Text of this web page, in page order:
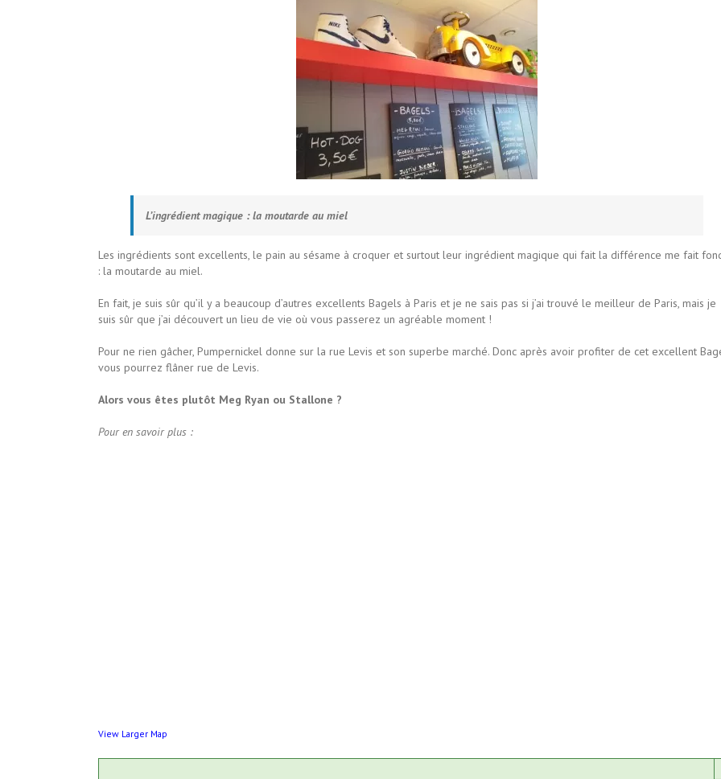
L’ingrédient magique : la moutarde au miel
Les ingrédients sont excellents, le pain au sésame à croquer et surtout leur ingrédient magique qui fait la différence me fait
: la moutarde au miel.
En fait, je suis sûr qu’il y a beaucoup d’autres excellents Bagels à Paris et je ne sais pas si j’ai trouvé le meilleur de Paris, mais je
suis sûr que j’ai découvert un lieu de vie où vous passerez un agréable moment !
Pour ne rien gâcher, Pumpernickel donne sur la rue Levis et son superbe marché. Donc après avoir profiter de cet excellent
vous pourrez flâner rue de Levis.
Alors vous êtes plutôt Meg Ryan ou Stallone ?
Pour en savoir plus :
View Larger Map